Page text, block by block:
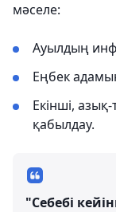
мәселе:
Ауылдың
Еңбек
Екінші, азық-
қабылдау.
"Себебі